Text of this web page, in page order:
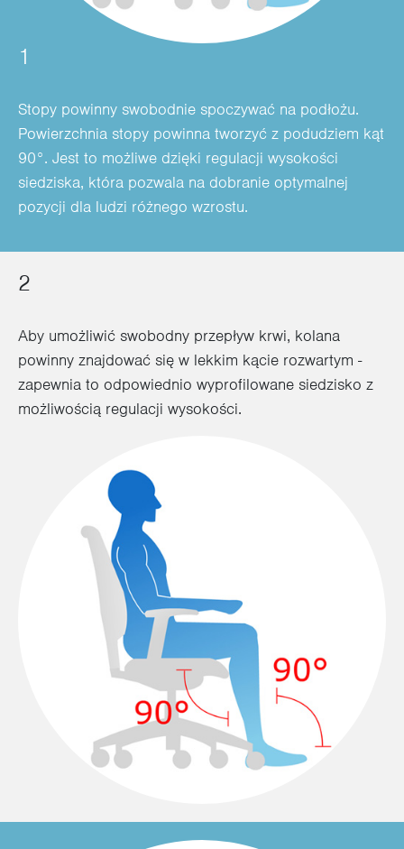
1
Stopy powinny swobodnie spoczywać na podłożu.
Powierzchnia stopy powinna tworzyć z podudziem kąt
90°. Jest to możliwe dzięki regulacji wysokości
siedziska, która pozwala na dobranie optymalnej
pozycji dla ludzi różnego wzrostu.
2
Aby umożliwić swobodny przepływ krwi, kolana
powinny znajdować się w lekkim kącie rozwartym -
zapewnia to odpowiednio wyprofilowane siedzisko z
możliwością regulacji wysokości.